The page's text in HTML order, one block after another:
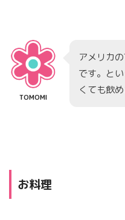
TOMOMI
アメリカ
です。と
くても飲
お料理